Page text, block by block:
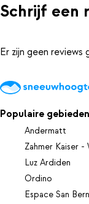
Schrijf een
Er zijn geen reviews
Populaire gebieden
Andermatt
Zahmer Kaiser -
Luz Ardiden
Ordino
Espace San